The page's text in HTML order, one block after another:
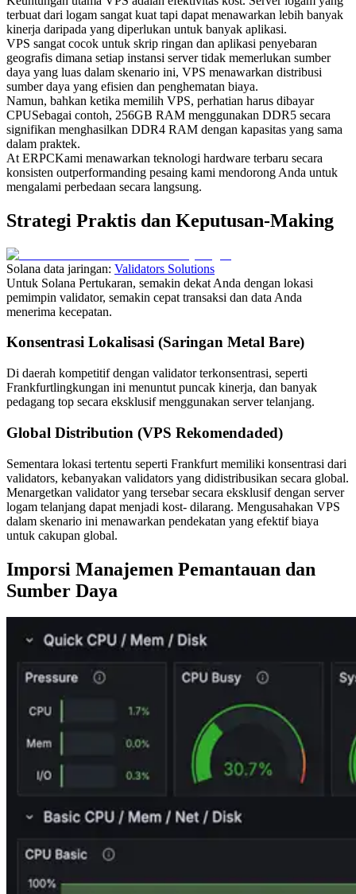
terbuat dari logam sangat kuat tapi dapat menawarkan lebih banyak
kinerja daripada yang diperlukan untuk banyak aplikasi.
VPS sangat cocok untuk skrip ringan dan aplikasi penyebaran
geografis dimana setiap instansi server tidak memerlukan sumber
daya yang luas dalam skenario ini, VPS menawarkan distribusi
sumber daya yang efisien dan penghematan biaya.
Namun, bahkan ketika memilih VPS, perhatian harus dibayar
CPUSebagai contoh, 256GB RAM menggunakan DDR5 secara
signifikan menghasilkan DDR4 RAM dengan kapasitas yang sama
dalam praktek.
At ERPCKami menawarkan teknologi hardware terbaru secara
konsisten outperformanding pesaing kami mendorong Anda untuk
mengalami perbedaan secara langsung.
Strategi Praktis dan Keputusan-Making
Solana data jaringan: Validators Solutions
Untuk Solana Pertukaran, semakin dekat Anda dengan lokasi
pemimpin validator, semakin cepat transaksi dan data Anda
menerima kecepatan.
Konsentrasi Lokalisasi (Saringan Metal Bare)
Di daerah kompetitif dengan validator terkonsentrasi, seperti
Frankfurtlingkungan ini menuntut puncak kinerja, dan banyak
pedagang top secara eksklusif menggunakan server telanjang.
Global Distribution (VPS Rekomendaded)
Sementara lokasi tertentu seperti Frankfurt memiliki konsentrasi dari
validators, kebanyakan validators yang didistribusikan secara global.
Menargetkan validator yang tersebar secara eksklusif dengan server
logam telanjang dapat menjadi kost- dilarang. Mengusahakan VPS
dalam skenario ini menawarkan pendekatan yang efektif biaya
untuk cakupan global.
Imporsi Manajemen Pemantauan dan
Sumber Daya